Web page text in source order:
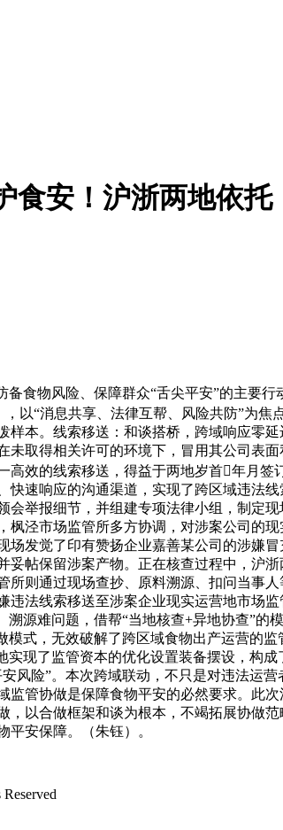
食安！沪浙两地依托
物风险、保障群众“舌尖平安”的主要
以“消息共享、法律互帮、风险共防”为
本。线索移送：和谈搭桥，跨域响应零
未取得相关许可的环境下，冒用其公司表
效的线索移送，得益于两地岁首年月
速响应的沟通渠道，实现了跨区域违法
举报细节，并组建专项法律小组，制定
枫泾市场监管所多方协调，对涉案公司的
场发觉了印有赞扬企业嘉善某公司的涉嫌
妥帖保留涉案产物。正在核查过程中，沪
所则通过现场查抄、原料溯源、扣问当事
法线索移送至涉案企业现实运营地市场
源难问题，借帮“当地核查+异地协查”
模式，无效破解了跨区域食物出产运营的
现了监管资本的优化设置装备摆设，构
风险”。本次跨域联动，不只是对违法运
监管协做是保障食物平安的必然要求。此
以合做框架和谈为根本，不竭拓展协做
安保障。（朱钰）。